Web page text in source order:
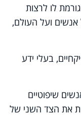
לו לרצות
ועל העולם,
בעלי ידע
שיפוטיים
את הצד השני של